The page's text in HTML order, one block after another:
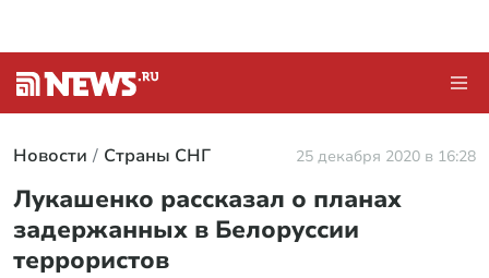
Новости Страны СНГ 25 декабря 2020 в 16:28
Лукашенко рассказал о планах
задержанных в Белоруссии
террористов